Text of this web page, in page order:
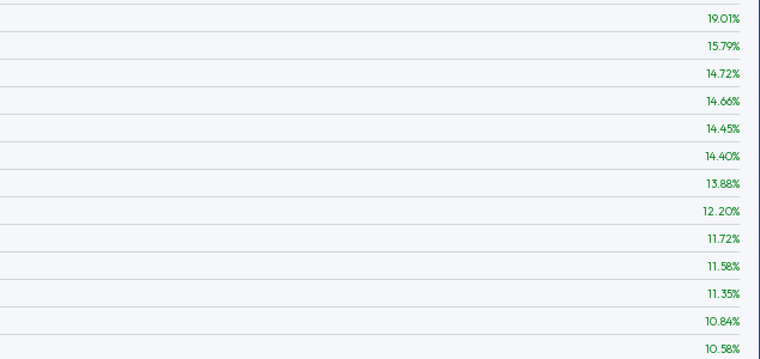
19.01%
15.79%
14.72%
14.66%
14.45%
14.40%
13.88%
12.20%
11.72%
11.58%
11.35%
10.84%
10.58%